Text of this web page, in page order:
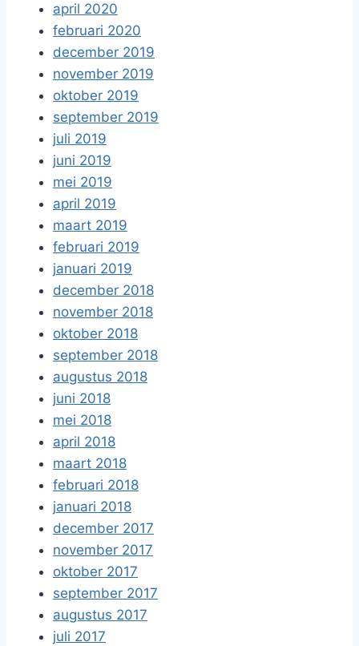
april 2020
februari 2020
december 2019
november 2019
oktober 2019
september 2019
juli 2019
juni 2019
mei 2019
april 2019
maart 2019
februari 2019
januari 2019
december 2018
november 2018
oktober 2018
september 2018
augustus 2018
juni 2018
mei 2018
april 2018
maart 2018
februari 2018
januari 2018
december 2017
november 2017
oktober 2017
september 2017
augustus 2017
juli 2017